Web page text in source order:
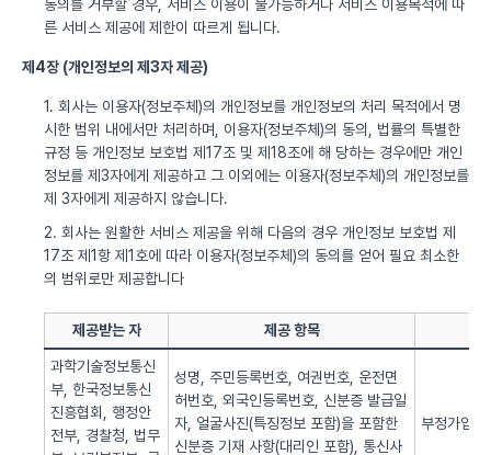
동의를 거부할 경우, 서비스 이용이 불가능하거나 서비스 이용목적에 따
른 서비스 제공에 제한이 따르게 됩니다.
제4장 (개인정보의 제3자 제공)
1. 회사는 이용자(정보주체)의 개인정보를 개인정보의 처리 목적에서 명
시한 범위 내에서만 처리하며, 이용자(정보주체)의 동의, 법률의 특별한
규정 등 개인정보 보호법 제17조 및 제18조에 해 당하는 경우에만 개인
정보를 제3자에게 제공하고 그 이외에는 이용자(정보주체)의 개인정보를
제 3자에게 제공하지 않습니다.
2. 회사는 원활한 서비스 제공을 위해 다음의 경우 개인정보 보호법 제
17조 제1항 제1호에 따라 이용자(정보주체)의 동의를 얻어 필요 최소한
의 범위로만 제공합니다
제공받는 자 제공 항목
과학기술정보통신
부, 한국정보통신
진흥협회, 행정안
전부, 경찰청, 법무
성명, 주민등록번호, 여권번호, 운전면
허번호, 외국인등록번호, 신분증 발급일
자, 얼굴사진(특징정보 포함)을 포함한
신분증 기재 사항(대리인 포함), 통신사
부정가입